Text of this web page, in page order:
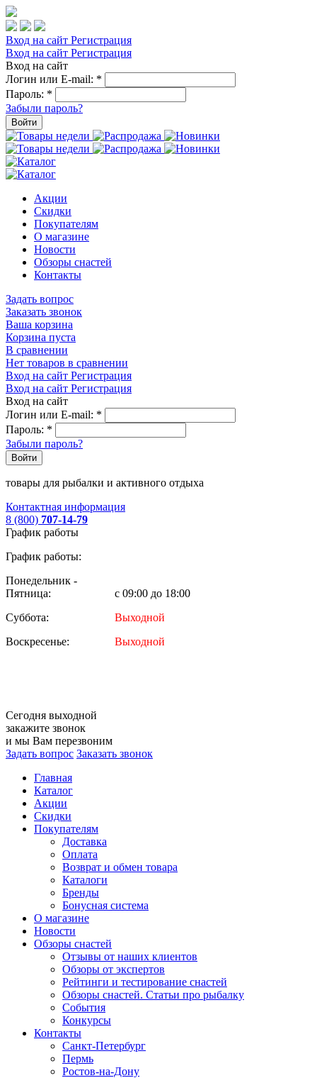
Вход на сайт Регистрация
Вход на сайт Регистрация
Вход на сайт
Логин или E-mail: *
Пароль: *
Забыли пароль?
Войти
Акции
Скидки
Покупателям
О магазине
Новости
Обзоры снастей
Контакты
Задать вопрос
Заказать звонок
Ваша корзина
Корзина пуста
В сравнении
Нет товаров в сравнении
Вход на сайт Регистрация
Вход на сайт Регистрация
Вход на сайт
Логин или E-mail: *
Пароль: *
Забыли пароль?
Войти
товары для рыбалки и активного отдыха
Контактная информация
8 (800) 707-14-79
График работы
График работы:
Понедельник -
Пятница:
с 09:00 до 18:00
Суббота:
Выходной
Воскресенье:
Выходной
Сегодня выходной
закажите звонок
и мы Вам перезвоним
Задать вопрос Заказать звонок
Главная
Каталог
Акции
Скидки
Покупателям
Доставка
Оплата
Возврат и обмен товара
Каталоги
Бренды
Бонусная система
О магазине
Новости
Обзоры снастей
Отзывы от наших клиентов
Обзоры от экспертов
Рейтинги и тестирование снастей
Обзоры снастей. Статьи про рыбалку
События
Конкурсы
Контакты
Санкт-Петербург
Пермь
Ростов-на-Дону